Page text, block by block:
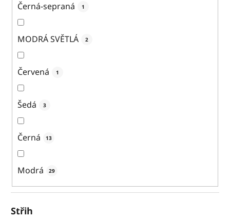
Černá-sepraná 1
MODRÁ SVĚTLÁ 2
Červená 1
Šedá 3
Černá 13
Modrá 29
Střih